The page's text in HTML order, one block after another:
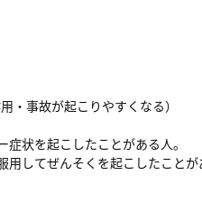
・事故が起こりやすくなる）
状を起こしたことがある人。
してぜんそくを起こしたことが